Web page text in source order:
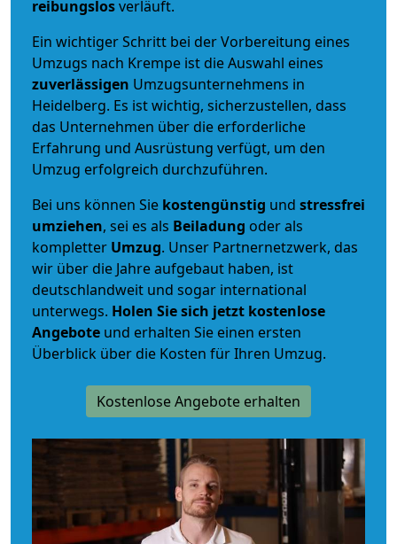
reibungslosverläuft.
Ein wichtiger Schritt bei der Vorbereitung eines
Umzugs nach Krempe ist die Auswahl eines
zuverlässigen Umzugsunternehmens in
Heidelberg. Es ist wichtig, sicherzustellen, dass
das Unternehmen über die erforderliche
Erfahrung und Ausrüstung verfügt, um den
Umzug erfolgreich durchzuführen.
Bei uns können Sie kostengünstig und stressfrei
umziehen, sei es als Beiladung oder als
kompletter Umzug. Unser Partnernetzwerk, das
wir über die Jahre aufgebaut haben, ist
deutschlandweit und sogar international
unterwegs. Holen Sie sich jetzt kostenlose
Angebote und erhalten Sie einen ersten
Überblick über die Kosten für Ihren Umzug.
Kostenlose Angebote erhalten